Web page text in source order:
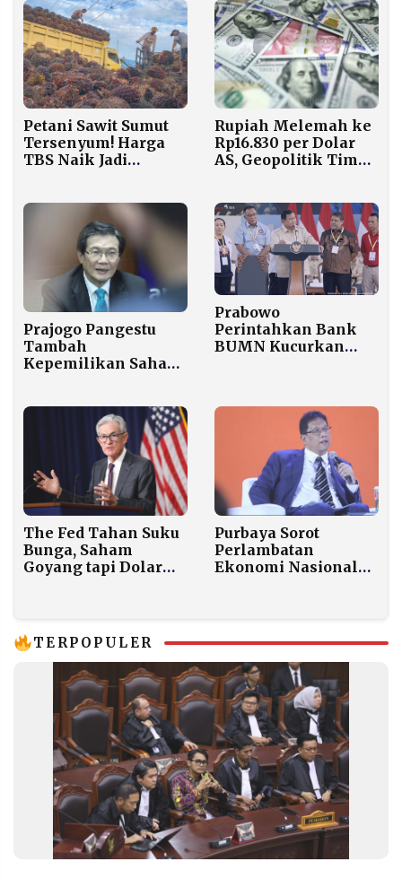
Petani Sawit Sumut
Tersenyum! Harga
TBS Naik Jadi
Rp14.222 per Liter
Rupiah Melemah ke
Rp16.830 per Dolar
AS, Geopolitik Timur
Prajogo Pangestu
Tambah
Kepemilikan Saham
Naik 4,62 Persen
Prabowo
Perintahkan Bank
BUMN Kucurkan
The Fed Tahan Suku
Bunga, Saham
Goyang tapi Dolar
Purbaya Sorot
Perlambatan
Ekonomi Nasional
TERPOPULER